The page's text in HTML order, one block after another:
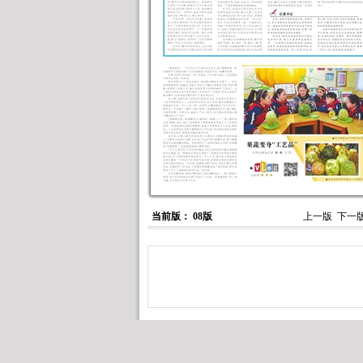
当前版： 08版 上一版 下一